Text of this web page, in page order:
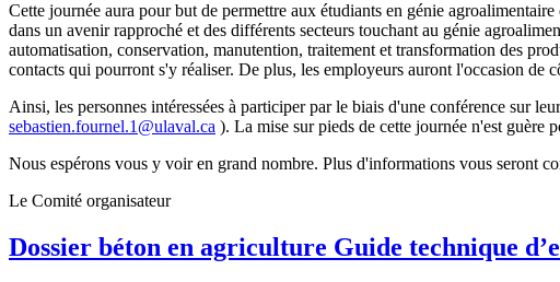
Cette journée aura pour but de permettre aux étudiants en génie
dans un avenir rapproché et des différents secteurs touchant au génie
automatisation, conservation, manutention, traitement et transformation des
contacts qui pourront s'y réaliser. De plus, les employeurs auront l'occasion
Ainsi, les personnes intéressées à participer par le biais d'une conférence sur
sebastien.fournel.1@ulaval.ca ). La mise sur pieds de cette journée n'est guère
Nous espérons vous y voir en grand nombre. Plus d'informations vous seront
Le Comité organisateur
Dossier béton en agriculture Guide technique